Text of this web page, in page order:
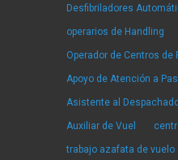
Desfibriladores
operarios de Handling
Operador de Centros de
Apoyo de Atención a
Asistente al
Auxiliar de Vuel
trabajo azafata de vuelo